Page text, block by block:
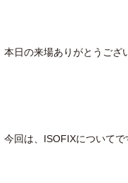
本日の来場ありがとうござ
今回は、ISOFIXについてで